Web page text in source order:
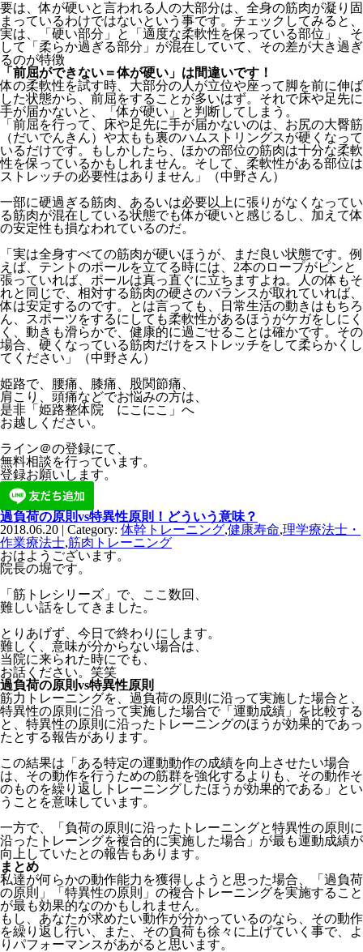
要は、体が硬いと言われる人の大部分は、全身の筋肉が凝り固
まっているわけではないという事です。チェックしてみると、
実は、「硬い部分」と「適度な柔軟性を保っている部位」、そ
して「柔らか過ぎる部分」が混在していて、その差が大き過ぎ
るのが特徴
「前屈ができない＝体が硬い」は間違いです！
体の柔軟性を試す時、大部分の人が立位や座って脚を前に伸ば
した状態から、前屈をすることが多いはず。それで床や足先に
手が届かないと、「体が硬い」と判断してしまう。
「前屈を行って、床や足先に手が届かないのは、お尻の大臀筋
（だいでんきん）や太もも裏のハムストリングスが硬くなって
いるだけです。もしかしたら、ほかの部位の筋肉は十分な柔軟
性を保っているかもしれません。そして、柔軟性がある部位は
ストレッチの必要性はありません」（中野さん）
一部に硬過ぎる筋肉、あるいは必要以上に張りがなくなってい
る筋肉が混在している状態でも体が硬いと感じるし、加えて体
の安定性も損なわれているのだ。
「実は全身すべての筋肉が硬いほうが、まだ良い状態です。例
えば、テントのポールを立てる時には、2本のロープがピンと
張っていれば、ポールは真っ直ぐに立ちますよね。人の体もそ
れと同じで、相対する筋肉の硬さのバランスが取れていれば、
体は安定するのです。とは言っても、日常生活の動きはもちろ
ん、スポーツをするにしても柔軟性があるほうがケガをしにく
く、動きも滑らかで、健康的に過ごせることは確かです。その
場合、硬くなっている筋肉だけをストレッチをして柔らかくし
てください」（中野さん）
姫路で、腰痛、膝痛、股関節痛、
肩こり、頭痛などでお悩みの方は、
是非「姫路整体院 にこにこ」へ
お越しください。
ライン＠の登録にて、
無料相談を行っています。
登録お願いします。
過負荷の原則vs特異性原則！どういう意味？
2018.06.20 | Category: 体幹トレーニング,健康寿命,理学療法士・
作業療法士,筋肉トレーニング
おはようございます。
院長の堀です。
「筋トレシリーズ」で、ここ数回、
難しい話をしてきました。
とりあげず、今日で終わりにします。
難しく、意味が分からない場合は、
当院に来られた時にでも、
お話ください。笑笑
過負荷の原則vs特異性原則
筋力トレーニングを、過負荷の原則に沿って実施した場合と、
特異性の原則に沿って実施した場合で「運動成績」を比較する
と、特異性の原則に沿ったトレーニングのほうが効果的であっ
たとする報告があります。
この結果は「ある特定の運動動作の成績を向上させたい場合
は、その動作を行うための筋群を強化するよりも、その動作そ
のものを繰り返しトレーニングしたほうが効果的である」とい
うことを意味しています。
一方で、「負荷の原則に沿ったトレーニングと特異性の原則に
沿ったトレーングを複合的に実施した場合」が最も運動成績が
向上していたとの報告もあります。
まとめ
私達が何らかの動作能力を獲得しようと思った場合、「過負荷
の原則」「特異性の原則」の複合トレーニングを実施すること
が最も効果的なのかもしれません。
もし、あなたが求めたい動作が分かっているのなら、その動作
を繰り返し行い、また、その負荷も徐々に上げていく事で、よ
りパフォーマンスがあがると思います。